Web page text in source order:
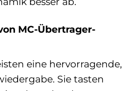
MC-Übertrager-
eine hervorragende,
Sie tasten